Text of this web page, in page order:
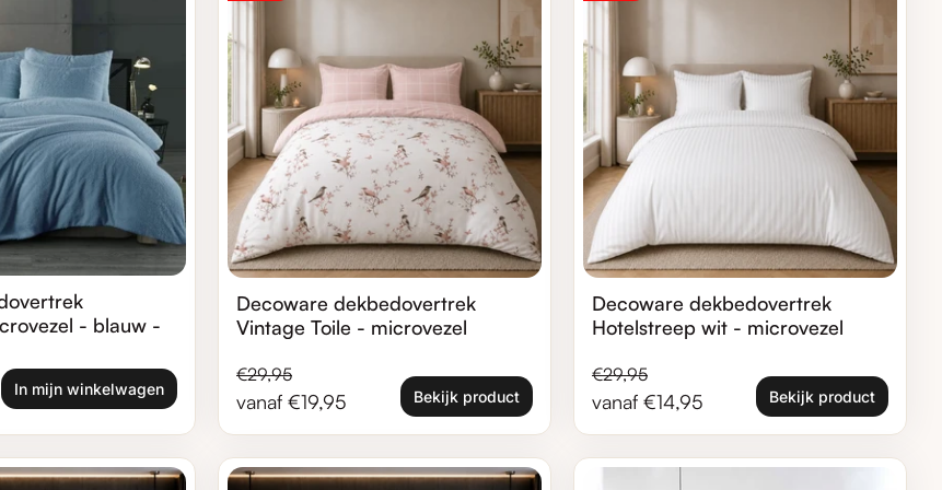
- blauw -
In mijn winkelwagen
Decoware dekbedovertrek
Vintage Toile - microvezel
Normale prijs
€29,95
Verkoopprijs
vanaf €19,95 Bekijk product
Decoware dekbedovertrek
Hotelstreep wit - microvezel
Normale prijs
€29,95
Verkoopprijs
vanaf €14,95 Bekijk product
Zoom in